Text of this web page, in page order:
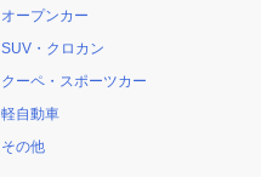
オープンカー
SUV・クロカン
クーペ・スポーツカー
軽自動車
その他